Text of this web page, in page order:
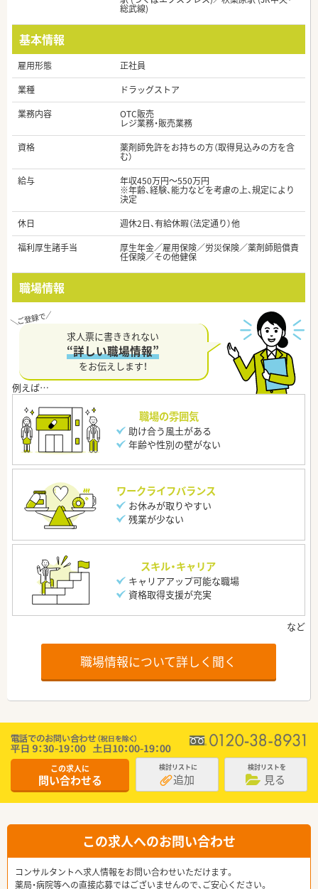
総武線)
基本情報
雇用形態
正社員
業種
ドラッグストア
業務内容
OTC販売
レジ業務・販売業務
資格
薬剤師免許をお持ちの方（取得見込みの方を含
む）
給与
年収450万円～550万円
※年齢、経験、能力などを考慮の上、規定により
決定
休日
週休2日、有給休暇（法定通り）他
福利厚生諸手当
厚生年金／雇用保険／労災保険／薬剤師賠償責
任保険／その他健保
職場情報
求人票に書ききれない
“詳しい職場情報”
をお伝えします！
職場の雰囲気
助け合う風土がある
年齢や性別の壁がない
ワークライフバランス
お休みが取りやすい
残業が少ない
スキル・キャリア
キャリアアップ可能な職場
資格取得支援が充実
職場情報について詳しく聞く
この求人に
問い合わせる
検討リストに
追加
検討リストを
見る
この求人へのお問い合わせ
コンサルタントへ求人情報をお問い合わせいただけます。
薬局・病院等への直接応募ではございませんので、ご安心ください。